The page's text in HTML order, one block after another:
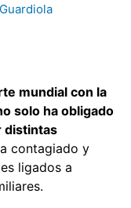
Guardiola
mundial con la
solo ha obligado
distintas
contagiado y
ligados a